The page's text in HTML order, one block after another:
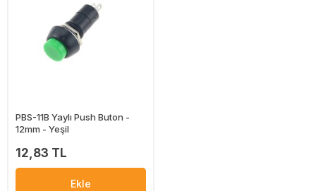
PBS-11B Yaylı Push Buton -
12mm - Yeşil
12,83 TL
Ekle